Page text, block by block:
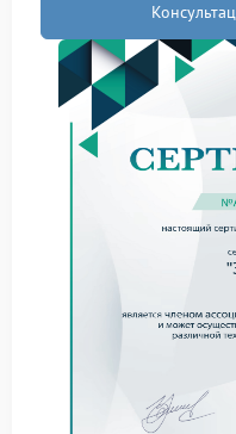
При подобных
становится
эксплуатация в таком
ситуацию.
Что можно
На начальном этапе
проверить
убрать лишнюю
перезапустить
Когда вибрация не
позволит определить
Обращение в